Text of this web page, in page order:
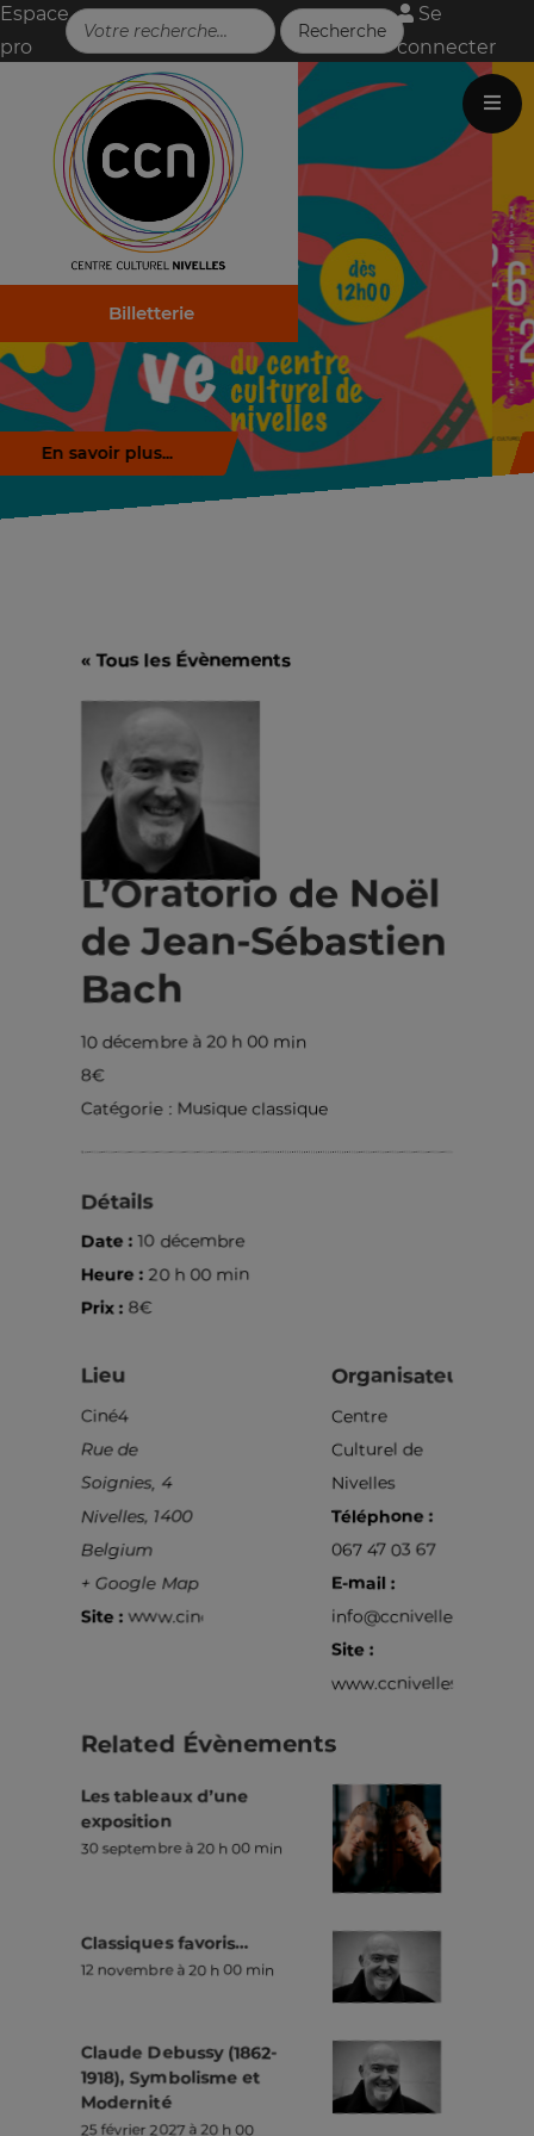
Espace
pro
Se
connecter
Billetterie
Télécharger la brochure (.pdf)
« Tous les Évènements
L’Oratorio de Noël
de Jean-Sébastien
Bach
10 décembre à 20 h 00 min
8€
Catégorie : Musique classique
Détails
Date :10 décembre
Heure : 20 h 00 min
Prix : 8€
Lieu
Ciné4
Rue de
Soignies, 4
Nivelles, 1400
Belgium
+ Google Map
Site : www.cine4.be
Organisateur
Centre
Culturel de
Nivelles
Téléphone :
067 47 03 67
E-mail :
info@ccnivelles.be
Site :
www.ccnivelles.be
Related Évènements
Les tableaux d’une
exposition
30 septembre à 20 h 00 min
Classiques favoris…
12 novembre à 20 h 00 min
Claude Debussy (1862-
1918), Symbolisme et
Modernité
25 février 2027 à 20 h 00